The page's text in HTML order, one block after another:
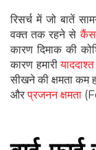
रिसर्च में जो बातें
वक्त तक रहने से
कारण दिमाक की
कारण हमारीयाददाश्त
सीखने की क्षमता कम
औरप्रजनन क्षमता